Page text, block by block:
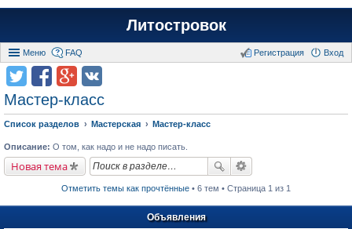
Литостровок
Меню FAQ Вход
Регистрация
Мастер-класс
Список разделов Мастерская Мастер-класс
Описание: О том, как надо и не надо писать.
Новая тема
Отметить темы как прочтённые • 6 тем • Страница 1 из 1
Объявления